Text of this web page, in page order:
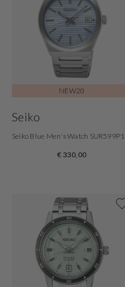
NEW20
Seiko
Seiko Blue Men's Watch SUR599P1
€ 330,00